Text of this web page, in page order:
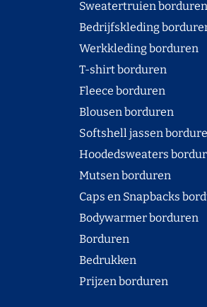
Sweatertruien borduren
Bedrijfskleding
Werkkleding borduren
T-shirt borduren
Fleece borduren
Blousen borduren
Softshell jassen
Hoodedsweaters
Mutsen borduren
Caps en Snapbacks
Bodywarmer borduren
Borduren
Bedrukken
Prijzen borduren